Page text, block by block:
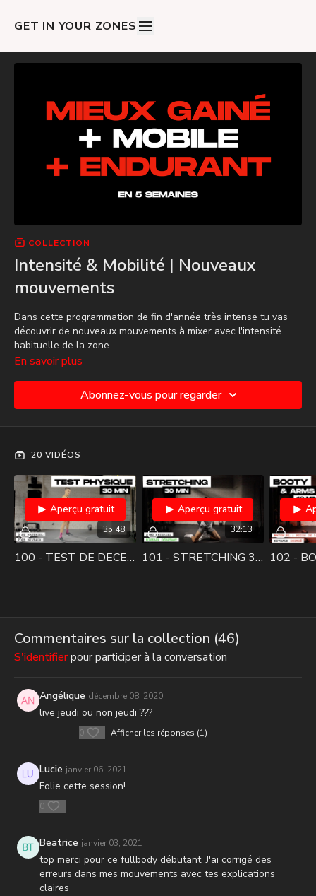
GET IN YOUR ZONES
COLLECTION
Intensité & Mobilité | Nouveaux
mouvements
Dans cette programmation de fin d'année très intense tu vas
découvrir de nouveaux mouvements à mixer avec l'intensité
habituelle de la zone.
En savoir plus
Abonnez-vous pour regarder
20 VIDÉOS
35:48
Aperçu gratuit
100 - TEST DE DECEMBRE 🔥 - 30 MIN
32:13
Aperçu gratuit
101 - STRETCHING 30 MIN
Commentaires sur la collection (46)
S'identifierpour participer à la conversation
Angélique décembre 08, 2020
live jeudi ou non jeudi ???
0 Afficher les réponses (1)
Lucie janvier 06, 2021
Folie cette session!
0
Beatrice janvier 03, 2021
top merci pour ce fullbody débutant. J'ai corrigé des
erreurs dans mes mouvements avec tes explications
claires